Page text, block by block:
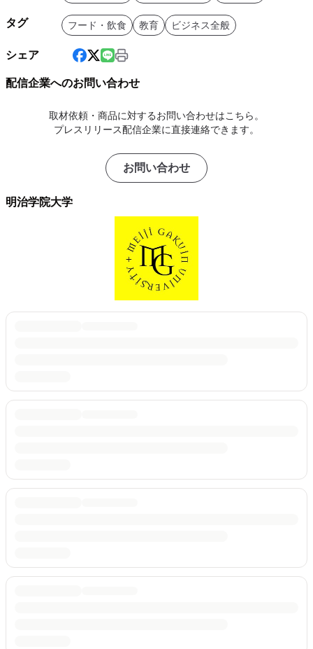
タグ フード・飲食 教育 ビジネス全般
シェア
配信企業へのお問い合わせ
取材依頼・商品に対するお問い合わせはこちら。
プレスリリース配信企業に直接連絡できます。
お問い合わせ
明治学院大学